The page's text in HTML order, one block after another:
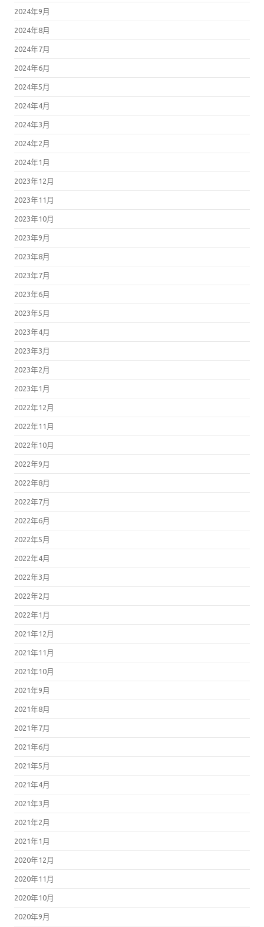
2024年9月
2024年8月
2024年7月
2024年6月
2024年5月
2024年4月
2024年3月
2024年2月
2024年1月
2023年12月
2023年11月
2023年10月
2023年9月
2023年8月
2023年7月
2023年6月
2023年5月
2023年4月
2023年3月
2023年2月
2023年1月
2022年12月
2022年11月
2022年10月
2022年9月
2022年8月
2022年7月
2022年6月
2022年5月
2022年4月
2022年3月
2022年2月
2022年1月
2021年12月
2021年11月
2021年10月
2021年9月
2021年8月
2021年7月
2021年6月
2021年5月
2021年4月
2021年3月
2021年2月
2021年1月
2020年12月
2020年11月
2020年10月
2020年9月